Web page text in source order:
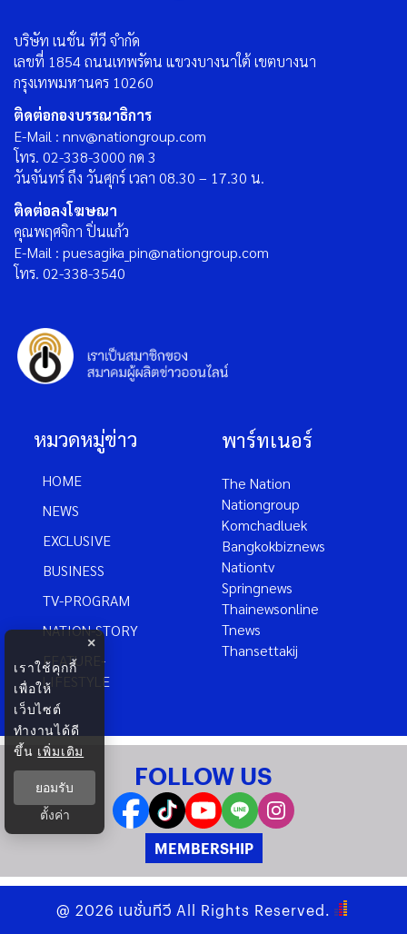
บริษัท เนชั่น ทีวี จำกัด
เลขที่ 1854 ถนนเทพรัตน แขวงบางนาใต้ เขตบางนา
กรุงเทพมหานคร 10260
ติดต่อกองบรรณาธิการ
E-Mail : nnv@nationgroup.com
โทร. 02-338-3000 กด 3
วันจันทร์ ถึง วันศุกร์ เวลา 08.30 – 17.30 น.
ติดต่อลงโฆษณา
คุณพฤศจิกา ปิ่นแก้ว
E-Mail : puesagika_pin@nationgroup.com
โทร. 02-338-3540
หมวดหมู่ข่าว
HOME
NEWS
EXCLUSIVE
BUSINESS
TV-PROGRAM
NATION-STORY
FEATURE-
LIFESTYLE
พาร์ทเนอร์
The Nation
Nationgroup
Komchadluek
Bangkokbiznews
Nationtv
Springnews
Thainewsonline
Tnews
Thansettakij
FOLLOW US
MEMBERSHIP
@ 2026 เนชั่นทีวี All Rights Reserved.
×
เราใช้คุกกี้
เพื่อให้
เว็บไซต์
ทำงานได้ดี
ขึ้น เพิ่มเติม
ยอมรับ
ตั้งค่า